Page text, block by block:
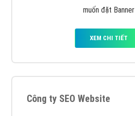
muốn đặt Banner
XEM CHI TIẾT
Công ty SEO Website